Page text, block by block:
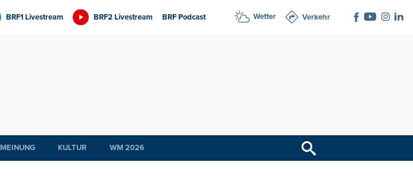
BRF1 Livestream BRF2 Livestream BRF Podcast Wetter Verkehr
MEINUNG KULTUR WM 2026